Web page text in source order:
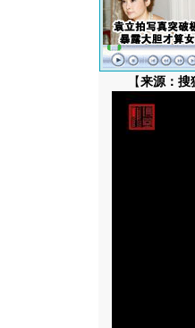
【来源：搜